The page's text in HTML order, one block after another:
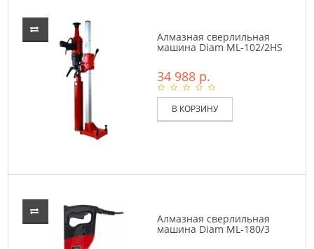
Алмазная сверлильная
машина Diam ML-102/2HS
34 988 р.
В КОРЗИНУ
Алмазная сверлильная
машина Diam ML-180/3